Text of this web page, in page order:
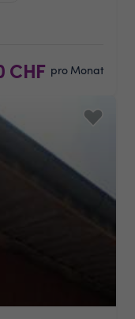
CHF pro Monat